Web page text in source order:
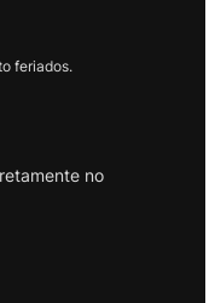
feriados.
no